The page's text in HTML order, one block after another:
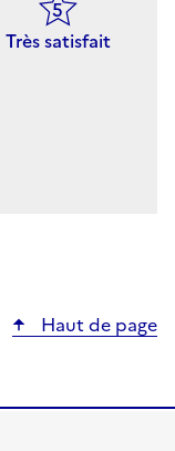
Très satisfait
Haut de page